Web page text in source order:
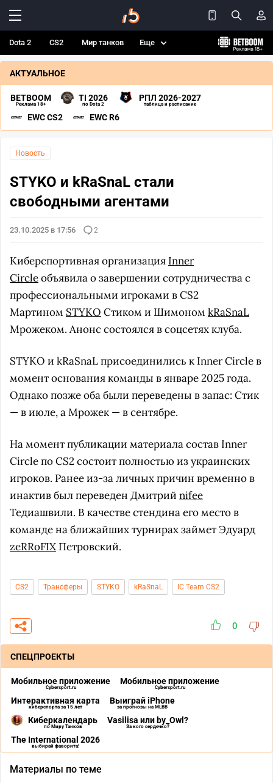
Dota 2 CS2 Мир танков Еще
АКТУАЛЬНОЕ
BETBOOM
Реклама 18+
TI 2026
по Dota 2
РПЛ 2026-2027
таблица и расписание
EWC CS2 EWC R6
Новость
STYKO и kRaSnaL стали
свободными агентами
23.10.2025 в 17:56 2
Киберспортивная организация Inner
Circleобъявила о завершении сотрудничества с
профессиональными игроками в CS2
Мартином STYKO Стиком и Шимоном kRaSnaL
Мрожеком. Анонс состоялся в соцсетях клуба.
STYKO и kRaSnaL присоединились к Inner Circle в
момент основания команды в январе 2025 года.
Однако позже оба были переведены в запас: Стик
— в июле, а Мрожек — в сентябре.
На момент публикации материала состав Inner
Circle по CS2 состоит полностью из украинских
игроков. Ранее из-за личных причин временно в
инактив был переведен Дмитрий nifee
Тедиашвили. В качестве стендина его место в
команде на ближайших турнирах займет Эдуард
zeRRoFIXПетровский.
CS2 Трансферы STYKO kRaSnaL IC Team CS2
0
СПЕЦПРОЕКТЫ
Мобильное приложение
Cybersport.ru
Мобильное приложение
Cybersport.ru
Интерактивная карта
киберспорта за 15 лет
Выиграй iPhone
за прогнозы на MLBB
Киберкалендарь
по Миру Танков
Vasilisa или by_Owl?
За кого сердечко?
The International 2026
выбирай фаворита!
Материалы по теме